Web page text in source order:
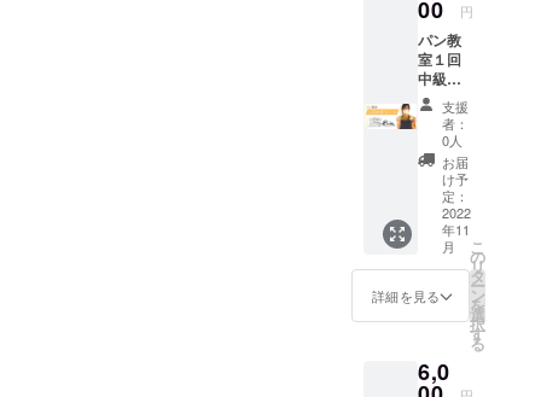
表示は
商品の
ラベル
に表記
されま
す。 商
品開封
前には
必ずお
届けの
リター
ンに貼
付され
たラベ
ルや注
さい。
7月31日
まで
00 円
パン教
室１回
中級
コース
チケッ
ト（2時
間） ※
日程は
後日、
メール
で相談
くださ
い。 ※
チケッ
ト有効
11月1
日〜
支援
者：
0人
お届
け予
定：
2022
年11
月
詳細を見る
こ
の
リ
タ
ー
ン
を
選
択
す
る
6,0